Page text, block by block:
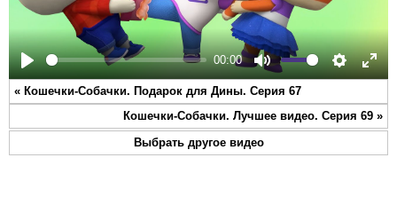
Play
00:00
Mute Settings
« Кошечки-Собачки. Подарок для Дины. Серия 67
Кошечки-Собачки. Лучшее видео. Серия 69 »
Выбрать другое видео